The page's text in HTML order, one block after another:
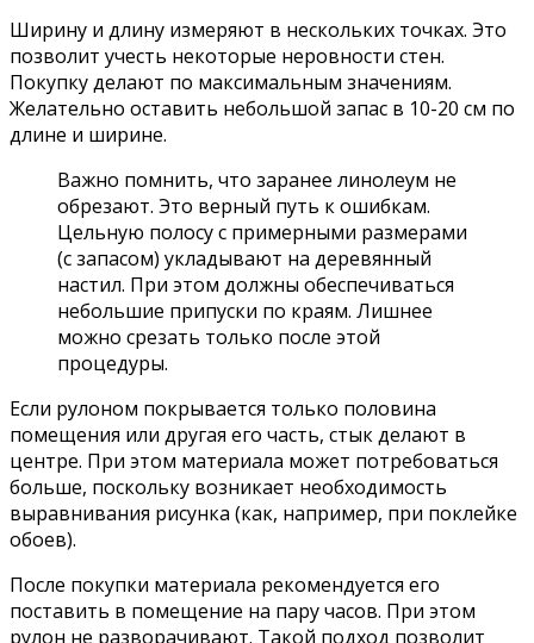
Ширину и длину измеряют в нескольких точках. Это
позволит учесть некоторые неровности стен.
Покупку делают по максимальным значениям.
Желательно оставить небольшой запас в 10-20 см по
длине и ширине.
Важно помнить, что заранее линолеум не
обрезают. Это верный путь к ошибкам.
Цельную полосу с примерными размерами
(с запасом) укладывают на деревянный
настил. При этом должны обеспечиваться
небольшие припуски по краям. Лишнее
можно срезать только после этой
процедуры.
Если рулоном покрывается только половина
помещения или другая его часть, стык делают в
центре. При этом материала может потребоваться
больше, поскольку возникает необходимость
выравнивания рисунка (как, например, при поклейке
обоев).
После покупки материала рекомендуется его
поставить в помещение на пару часов. При этом
рулон не разворачивают. Такой подход позволит